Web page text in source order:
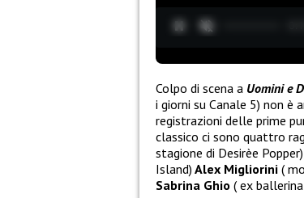
Colpo di scena a Uomini e
i giorni su Canale 5) non è
registrazioni delle prime
classico ci sono quattro
stagione di Desirèe Popper),
Island) Alex Migliorini (
Sabrina Ghio ( ex ballerina